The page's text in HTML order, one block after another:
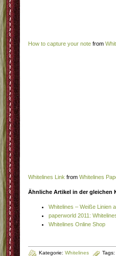
How to capture your note from
Whitelines Link from Whitelines
Ähnliche Artikel in der gleichen
Whitelines – Weiße Linien
paperworld 2011:
Whitelines Online Shop
Kategorie: Whitelines Tags: